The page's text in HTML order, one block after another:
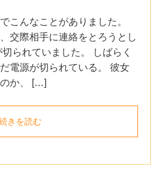
こんなことがありました。
交際相手に連絡をとろうとし
られていました。 しばらく
電源が切られている。 彼女
か、 […]
きを読む